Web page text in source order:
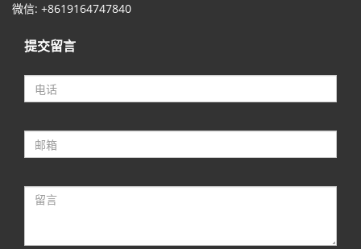
微信: +8619164747840
提交留言